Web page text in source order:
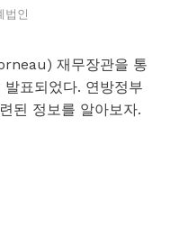
법인
재무장관을 통
표되었다. 연방정부
된 정보를 알아보자.